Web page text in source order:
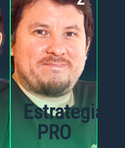
Estrategias
PRO